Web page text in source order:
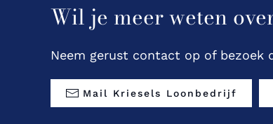
Wil je meer weten
Neem gerust contact op of bezoek
Mail Kriesels Loonbedrijf